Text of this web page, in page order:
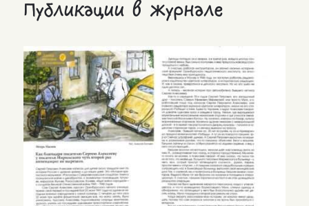
Публикации в журнале